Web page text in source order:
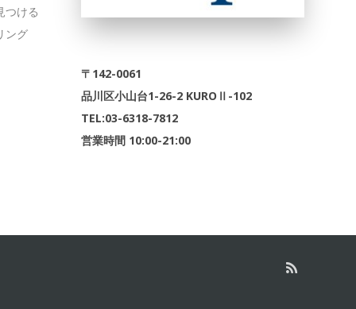
つける
ング
〒142-0061
品川区小山台1-26-2 KUROⅡ-102
TEL:03-6318-7812
営業時間 10:00-21:00